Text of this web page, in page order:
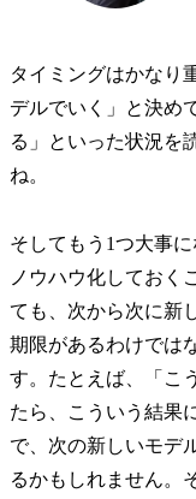
タイミングはかなり
デルでいく」と決め
る」といった状況を
ね。
そしてもう1つ大事
ノウハウ化しておく
ても、次から次に新
期限があるわけでは
す。たとえば、「こ
たら、こういう結果
で、次の新しいモデ
るかもしれません。